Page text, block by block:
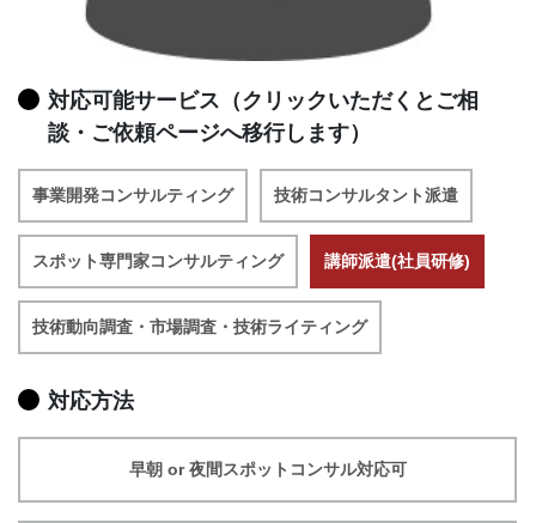
対応可能サービス（クリックいただくとご相
談・ご依頼ページへ移行します）
事業開発コンサルティング 技術コンサルタント派遣
スポット専門家コンサルティング 講師派遣(社員研修)
技術動向調査・市場調査・技術ライティング
対応方法
早朝 or 夜間スポットコンサル対応可